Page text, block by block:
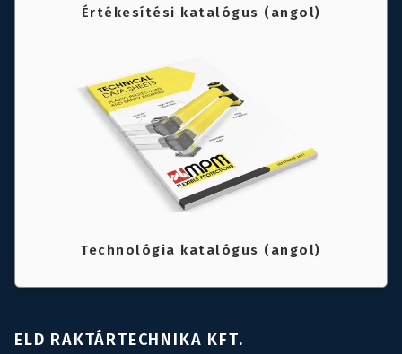
Értékesítési katalógus (angol)
Technológia katalógus (angol)
ELD RAKTÁRTECHNIKA KFT.